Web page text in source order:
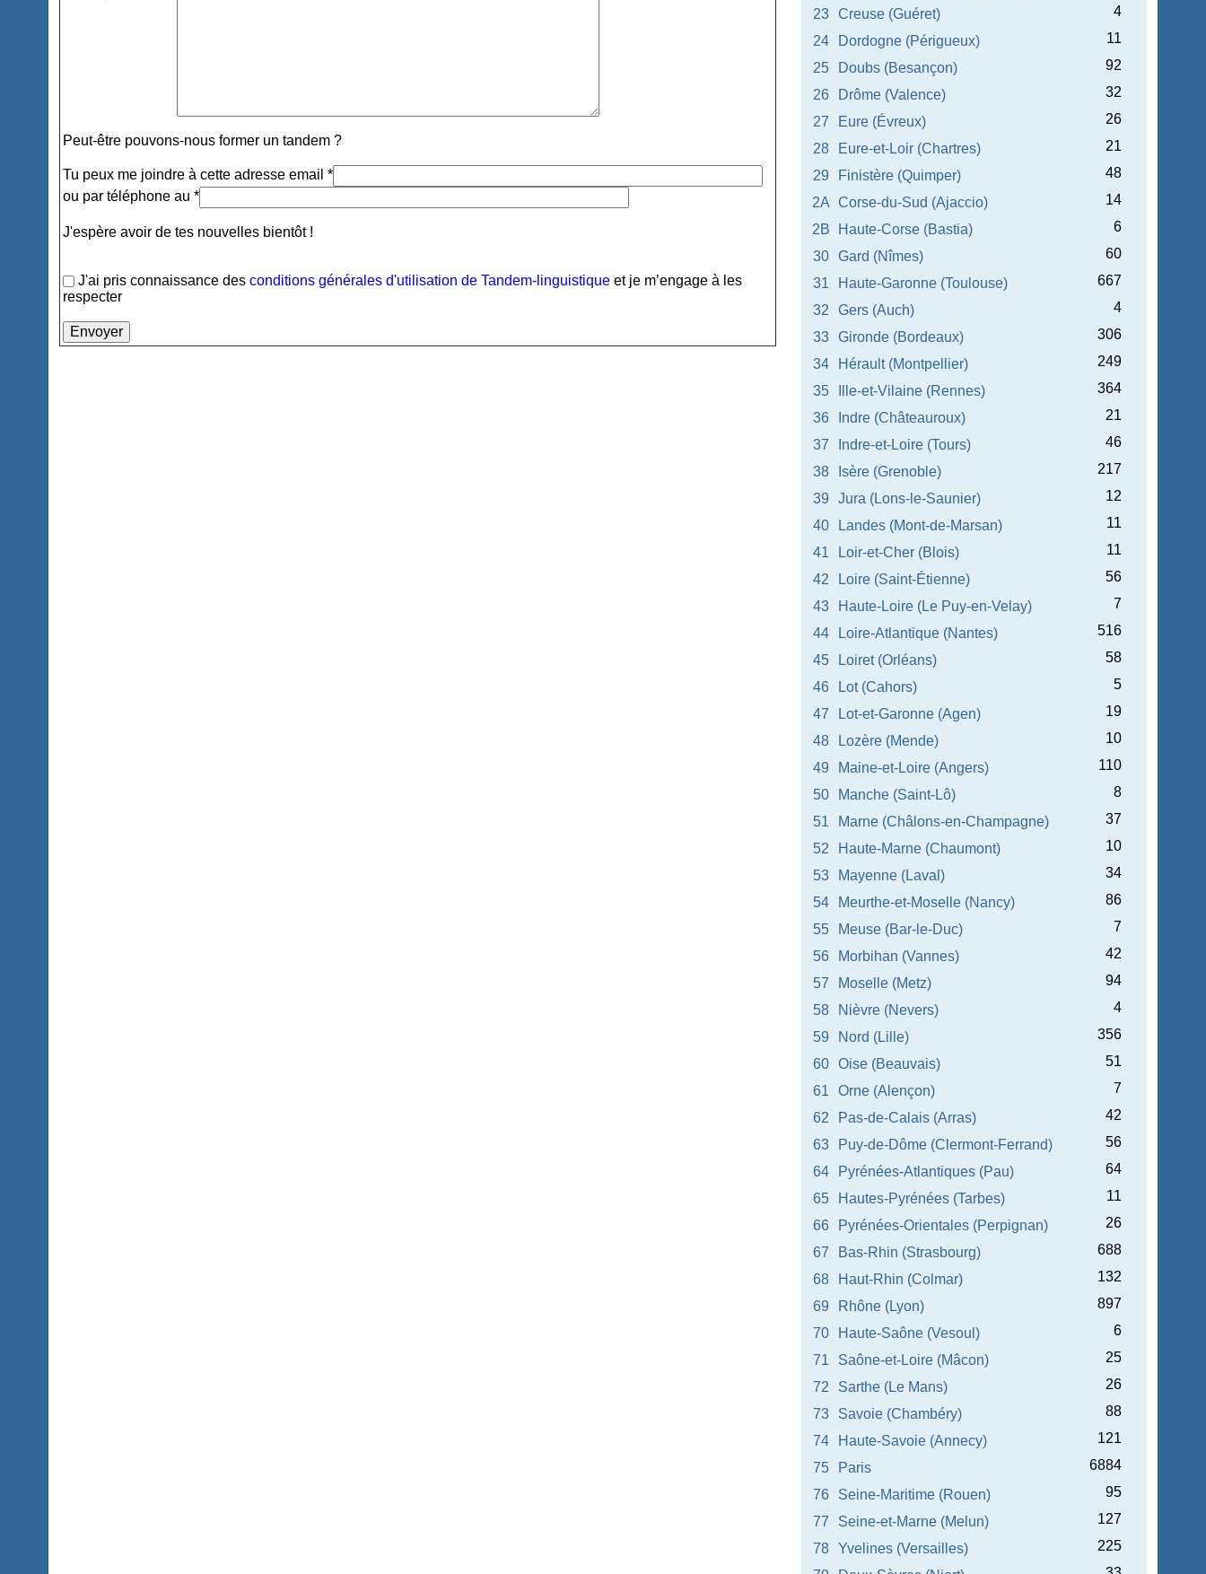
Peut-être pouvons-nous former un tandem ?
Tu peux me joindre à cette adresse email *
ou par téléphone au *
J'espère avoir de tes nouvelles bientôt !
J'ai pris connaissance desconditions générales d'utilisation de Tandem-linguistique et je m’engage à les
respecter
23
Creuse (Guéret)
4
24
Dordogne (Périgueux)
11
25
Doubs (Besançon)
92
26
Drôme (Valence)
32
27
Eure (Évreux)
26
28
Eure-et-Loir (Chartres)
21
29
Finistère (Quimper)
48
2A
Corse-du-Sud (Ajaccio)
14
2B
Haute-Corse (Bastia)
6
30
Gard (Nîmes)
60
31
Haute-Garonne (Toulouse)
667
32
Gers (Auch)
4
33
Gironde (Bordeaux)
306
34
Hérault (Montpellier)
249
35
Ille-et-Vilaine (Rennes)
364
36
Indre (Châteauroux)
21
37
Indre-et-Loire (Tours)
46
38
Isère (Grenoble)
217
39
Jura (Lons-le-Saunier)
12
40
Landes (Mont-de-Marsan)
11
41
Loir-et-Cher (Blois)
11
42
Loire (Saint-Étienne)
56
43
Haute-Loire (Le Puy-en-Velay)
7
44
Loire-Atlantique (Nantes)
516
45
Loiret (Orléans)
58
46
Lot (Cahors)
5
47
Lot-et-Garonne (Agen)
19
48
Lozère (Mende)
10
49
Maine-et-Loire (Angers)
110
50
Manche (Saint-Lô)
8
51
Marne (Châlons-en-Champagne)
37
52
Haute-Marne (Chaumont)
10
53
Mayenne (Laval)
34
54
Meurthe-et-Moselle (Nancy)
86
55
Meuse (Bar-le-Duc)
7
56
Morbihan (Vannes)
42
57
Moselle (Metz)
94
58
Nièvre (Nevers)
4
59
Nord (Lille)
356
60
Oise (Beauvais)
51
61
Orne (Alençon)
7
62
Pas-de-Calais (Arras)
42
63
Puy-de-Dôme (Clermont-Ferrand)
56
64
Pyrénées-Atlantiques (Pau)
64
65
Hautes-Pyrénées (Tarbes)
11
66
Pyrénées-Orientales (Perpignan)
26
67
Bas-Rhin (Strasbourg)
688
68
Haut-Rhin (Colmar)
132
69
Rhône (Lyon)
897
70
Haute-Saône (Vesoul)
6
71
Saône-et-Loire (Mâcon)
25
72
Sarthe (Le Mans)
26
73
Savoie (Chambéry)
88
74
Haute-Savoie (Annecy)
121
75
Paris
6884
76
Seine-Maritime (Rouen)
95
77
Seine-et-Marne (Melun)
127
78
Yvelines (Versailles)
225